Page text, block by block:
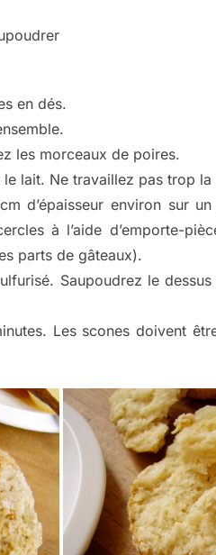
en dés.
les morceaux de poires.
lait. Ne travaillez pas trop la
d’épaisseur environ sur
à l’aide d’emporte-
parts de gâteaux).
Saupoudrez le
Les scones doivent